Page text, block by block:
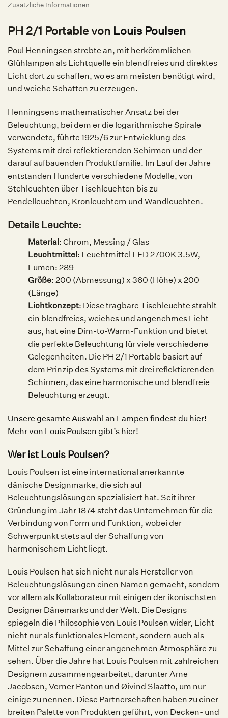
Zusätzliche Informationen
PH 2/1 Portable von Louis Poulsen
Poul Henningsen strebte an, mit herkömmlichen
Glühlampen als Lichtquelle ein blendfreies und direktes
Licht dort zu schaffen, wo es am meisten benötigt wird,
und weiche Schatten zu erzeugen.
Henningsens mathematischer Ansatz bei der
Beleuchtung, bei dem er die logarithmische Spirale
verwendete, führte 1925/6 zur Entwicklung des
Systems mit drei reflektierenden Schirmen und der
darauf aufbauenden Produktfamilie. Im Lauf der Jahre
entstanden Hunderte verschiedene Modelle, von
Stehleuchten über Tischleuchten bis zu
Pendelleuchten, Kronleuchtern und Wandleuchten.
Details Leuchte:
Material : Chrom, Messing / Glas
Leuchtmittel : Leuchtmittel LED 2700K 3.5W,
Lumen: 289
Größe: 200 (Abmessung) x 360 (Höhe) x 200
(Länge)
Lichtkonzept: Diese tragbare Tischleuchte strahlt
ein blendfreies, weiches und angenehmes Licht
aus, hat eine Dim-to-Warm-Funktion und bietet
die perfekte Beleuchtung für viele verschiedene
Gelegenheiten. Die PH 2/1 Portable basiert auf
dem Prinzip des Systems mit drei reflektierenden
Schirmen, das eine harmonische und blendfreie
Beleuchtung erzeugt.
Unsere gesamte Auswahl an Lampen findest du hier!
Mehr von Louis Poulsen gibt’s hier!
Wer ist Louis Poulsen?
Louis Poulsen ist eine international anerkannte
dänische Designmarke, die sich auf
Beleuchtungslösungen spezialisiert hat. Seit ihrer
Gründung im Jahr 1874 steht das Unternehmen für die
Verbindung von Form und Funktion, wobei der
Schwerpunkt stets auf der Schaffung von
harmonischem Licht liegt.
Louis Poulsen hat sich nicht nur als Hersteller von
Beleuchtungslösungen einen Namen gemacht, sondern
vor allem als Kollaborateur mit einigen der ikonischsten
Designer Dänemarks und der Welt. Die Designs
spiegeln die Philosophie von Louis Poulsen wider, Licht
nicht nur als funktionales Element, sondern auch als
Mittel zur Schaffung einer angenehmen Atmosphäre zu
sehen. Über die Jahre hat Louis Poulsen mit zahlreichen
Designern zusammengearbeitet, darunter Arne
Jacobsen, Verner Panton und Øivind Slaatto, um nur
einige zu nennen. Diese Partnerschaften haben zu einer
breiten Palette von Produkten geführt, von Decken- und